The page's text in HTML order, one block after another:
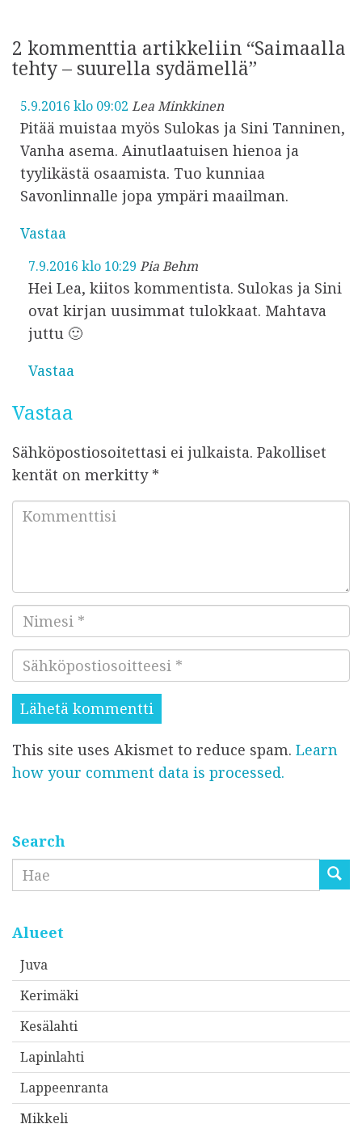
t
u
2 kommenttia artikkeliin “Saimaalla
tehty – suurella sydämellä”
5.9.2016 klo 09:02 Lea Minkkinen
Pitää muistaa myös Sulokas ja Sini Tanninen,
Vanha asema. Ainutlaatuisen hienoa ja
tyylikästä osaamista. Tuo kunniaa
Savonlinnalle jopa ympäri maailman.
Vastaa
7.9.2016 klo 10:29 Pia Behm
Hei Lea, kiitos kommentista. Sulokas ja Sini
ovat kirjan uusimmat tulokkaat. Mahtava
juttu 🙂
Vastaa
Vastaa
Sähköpostiosoitettasi ei julkaista. Pakolliset
kentät on merkitty *
e
t
i
*
i
m
e
i
*
ä
h
k
ö
p
t
i
o
o
t
e
s
This site uses Akismet to reduce spam. Learn
how your comment data is processed.
Search
Etsi
Alueet
Juva
Kerimäki
Kesälahti
Lapinlahti
Lappeenranta
Mikkeli